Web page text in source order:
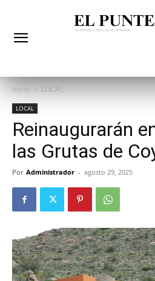
Inicio LOCAL
LOCAL
Reinaugurarán
las Grutas de
Por Administrador - agosto 29, 2025